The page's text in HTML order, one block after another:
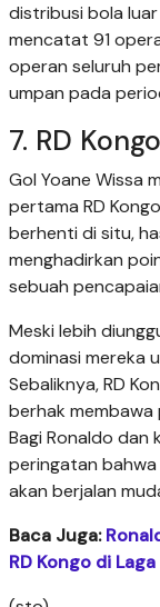
distribusi bola
mencatat 91
operan seluruh
umpan pada
7. RD
Gol Yoane Wissa
pertama RD
berhenti di situ,
menghadirkan
sebuah
Meski lebih
dominasi mereka
Sebaliknya, RD
berhak membawa
Bagi Ronaldo dan
peringatan bahwa
akan berjalan
Baca Juga:
RD Kongo di